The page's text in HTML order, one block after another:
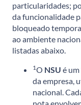
particularidades;
da funcionalidade
bloqueado
ao ambiente
listadas abaixo.
1O NSU é um
da empresa,
nacional.